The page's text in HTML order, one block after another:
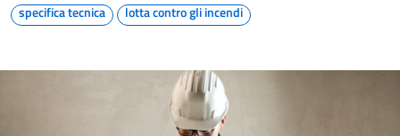
specifica tecnica lotta contro gli incendi